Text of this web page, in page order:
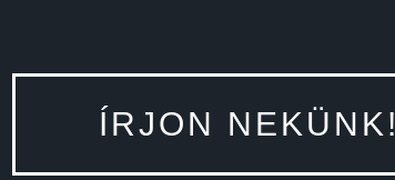
ÍRJON NEKÜNK!